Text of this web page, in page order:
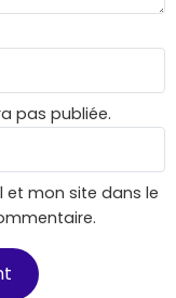
pas publiée.
et mon site dans le